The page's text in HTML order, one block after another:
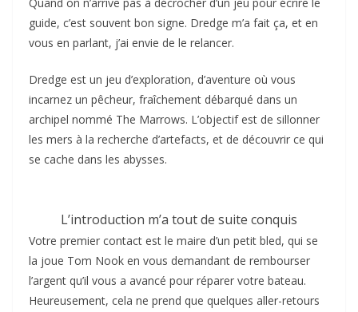
guide, c’est souvent bon signe. Dredge m’a fait ça, et en
vous en parlant, j’ai envie de le relancer.
Dredge est un jeu d’exploration, d’aventure où vous
incarnez un pêcheur, fraîchement débarqué dans un
archipel nommé The Marrows. L’objectif est de sillonner
les mers à la recherche d’artefacts, et de découvrir ce qui
se cache dans les abysses.
L’introduction m’a tout de suite conquis
Votre premier contact est le maire d’un petit bled, qui se
la joue Tom Nook en vous demandant de rembourser
l’argent qu’il vous a avancé pour réparer votre bateau.
Heureusement, cela ne prend que quelques aller-retours